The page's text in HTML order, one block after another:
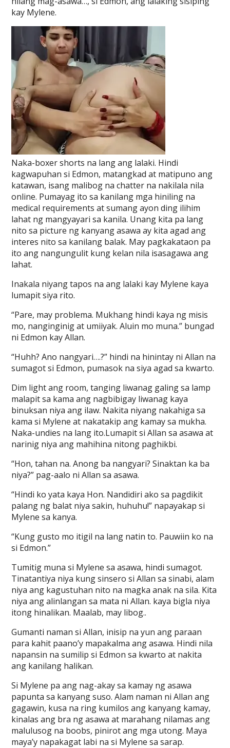
kay Mylene.
Naka-boxer shorts na lang ang lalaki. Hindi
kagwapuhan si Edmon, matangkad at matipuno ang
katawan, isang malibog na chatter na nakilala nila
online. Pumayag ito sa kanilang mga hiniling na
medical requirements at sumang ayon ding ilihim
lahat ng mangyayari sa kanila. Unang kita pa lang
nito sa picture ng kanyang asawa ay kita agad ang
interes nito sa kanilang balak. May pagkakataon pa
ito ang nangungulit kung kelan nila isasagawa ang
lahat.
Inakala niyang tapos na ang lalaki kay Mylene kaya
lumapit siya rito.
“Pare, may problema. Mukhang hindi kaya ng misis
mo, nanginginig at umiiyak. Aluin mo muna.” bungad
ni Edmon kay Allan.
“Huhh? Ano nangyari….?” hindi na hinintay ni Allan na
sumagot si Edmon, pumasok na siya agad sa kwarto.
Dim light ang room, tanging liwanag galing sa lamp
malapit sa kama ang nagbibigay liwanag kaya
binuksan niya ang ilaw. Nakita niyang nakahiga sa
kama si Mylene at nakatakip ang kamay sa mukha.
Naka-undies na lang ito.Lumapit si Allan sa asawa at
narinig niya ang mahihina nitong paghikbi.
“Hon, tahan na. Anong ba nangyari? Sinaktan ka ba
niya?” pag-aalo ni Allan sa asawa.
“Hindi ko yata kaya Hon. Nandidiri ako sa pagdikit
palang ng balat niya sakin, huhuhu!” napayakap si
Mylene sa kanya.
“Kung gusto mo itigil na lang natin to. Pauwiin ko na
si Edmon.”
Tumitig muna si Mylene sa asawa, hindi sumagot.
Tinatantiya niya kung sinsero si Allan sa sinabi, alam
niya ang kagustuhan nito na magka anak na sila. Kita
niya ang alinlangan sa mata ni Allan. kaya bigla niya
itong hinalikan. Maalab, may libog..
Gumanti naman si Allan, inisip na yun ang paraan
para kahit paano’y mapakalma ang asawa. Hindi nila
napansin na sumilip si Edmon sa kwarto at nakita
ang kanilang halikan.
Si Mylene pa ang nag-akay sa kamay ng asawa
papunta sa kanyang suso. Alam naman ni Allan ang
gagawin, kusa na ring kumilos ang kanyang kamay,
kinalas ang bra ng asawa at marahang nilamas ang
malulusog na boobs, pinirot ang mga utong. Maya
maya’y napakagat labi na si Mylene sa sarap.